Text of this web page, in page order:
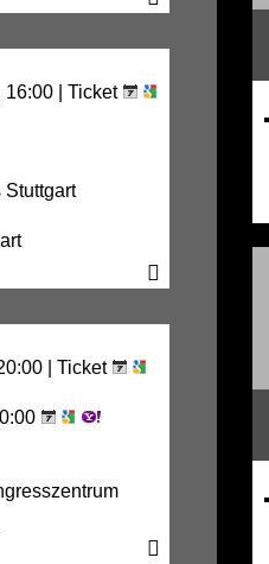
| Ticket
Stuttgart
| Ticket